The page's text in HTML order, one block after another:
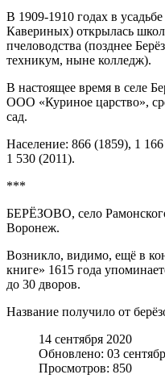
В 1909-1910 годах в
Кавериных) открылась
пчеловодства (позднее
техникум, ныне колледж).
В настоящее время в селе
ООО «Куриное царство»,
сад.
Население: 866 (1859), 1
1 530 (2011).
***
БЕРЁЗОВО, село
Воронеж.
Возникло, видимо, ещё в
книге» 1615 года
до 30 дворов.
Название получило от
14 сентября 2020
Обновлено: 03
Просмотров: 850